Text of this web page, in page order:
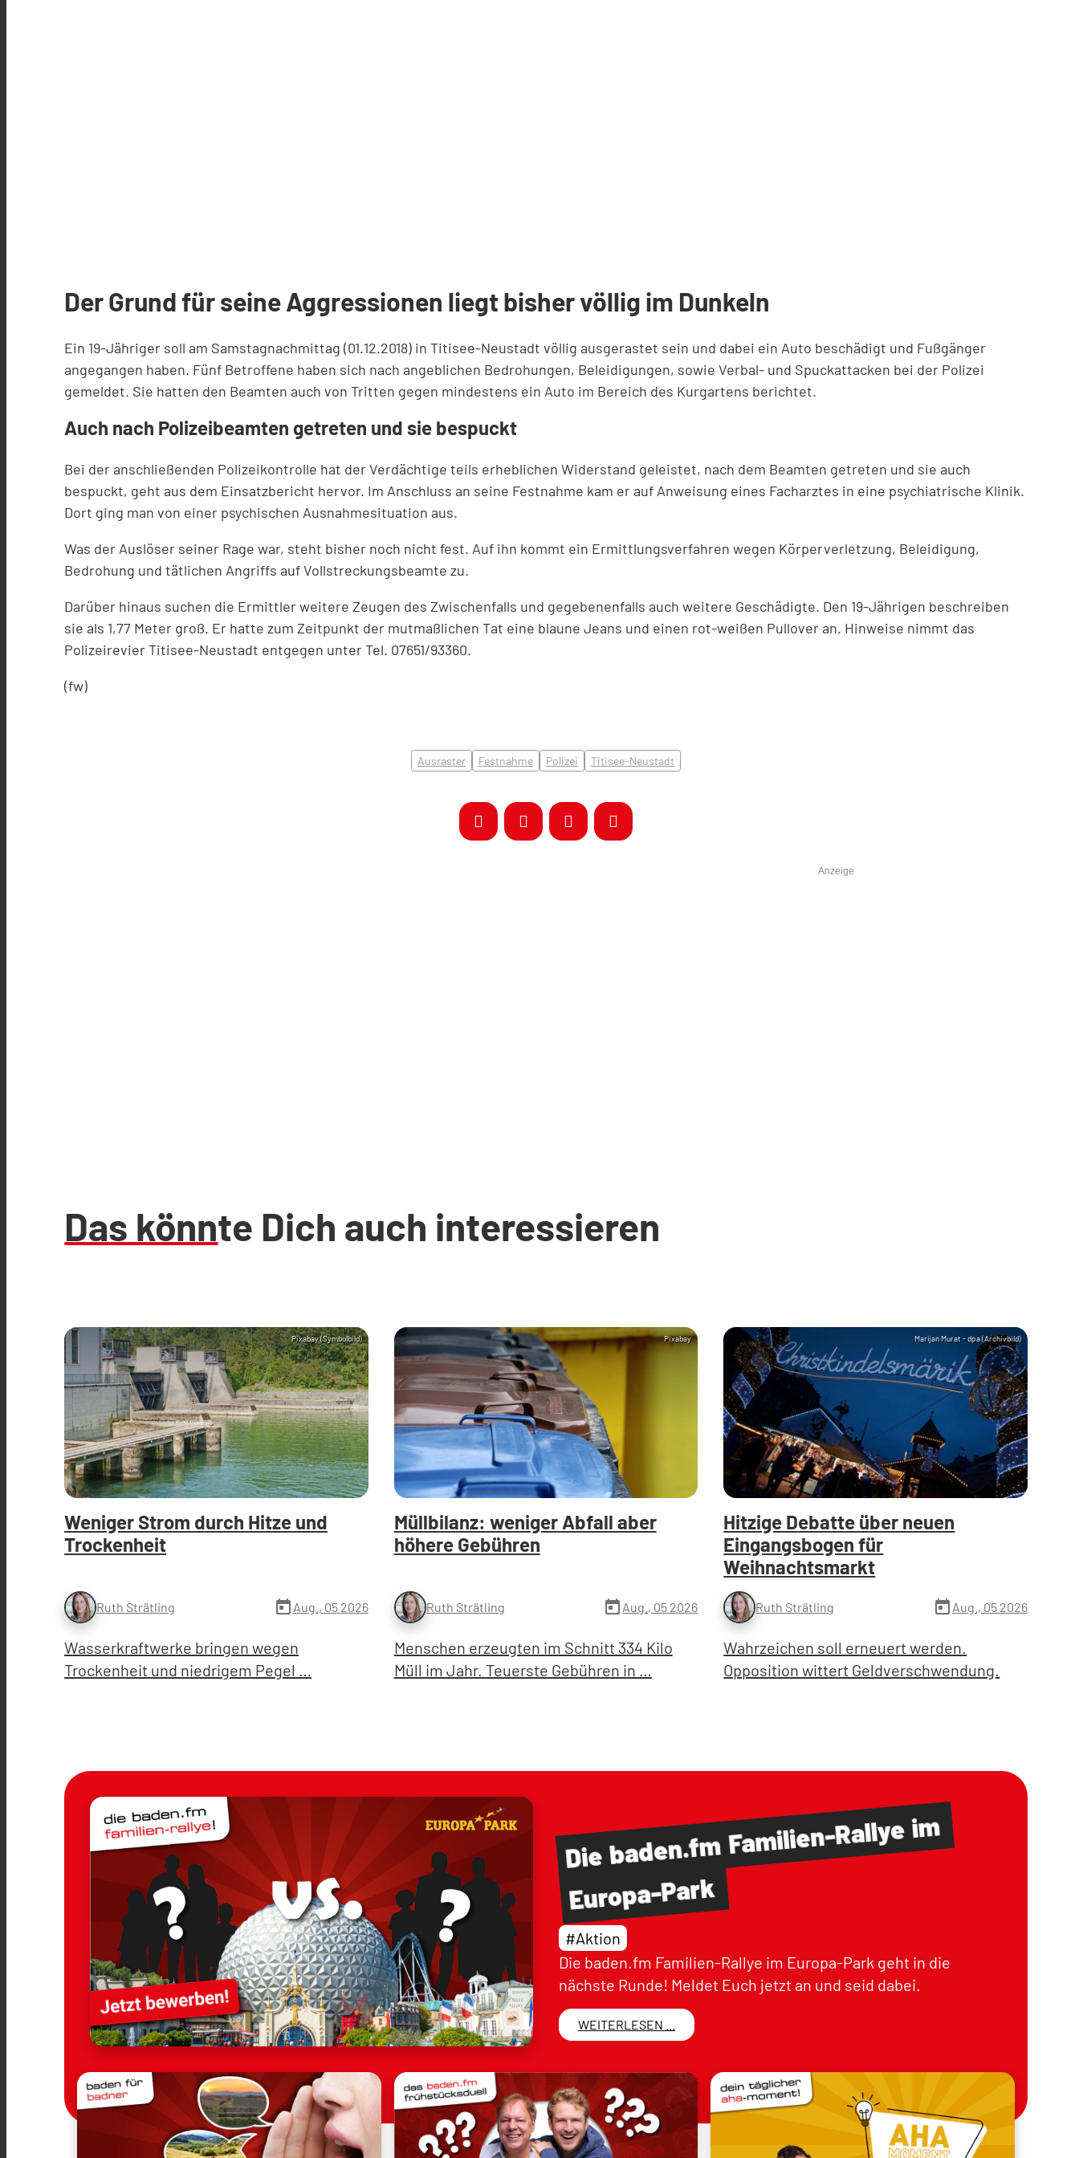
Der Grund für seine Aggressionen liegt bisher völlig im Dunkeln
Ein 19-Jähriger soll am Samstagnachmittag (01.12.2018) in Titisee-Neustadt völlig ausgerastet sein und dabei ein Auto beschädigt und Fußgänger
angegangen haben. Fünf Betroffene haben sich nach angeblichen Bedrohungen, Beleidigungen, sowie Verbal- und Spuckattacken bei der Polizei
gemeldet. Sie hatten den Beamten auch von Tritten gegen mindestens ein Auto im Bereich des Kurgartens berichtet.
Auch nach Polizeibeamten getreten und sie bespuckt
Bei der anschließenden Polizeikontrolle hat der Verdächtige teils erheblichen Widerstand geleistet, nach dem Beamten getreten und sie auch
bespuckt, geht aus dem Einsatzbericht hervor. Im Anschluss an seine Festnahme kam er auf Anweisung eines Facharztes in eine psychiatrische Klinik.
Dort ging man von einer psychischen Ausnahmesituation aus.
Was der Auslöser seiner Rage war, steht bisher noch nicht fest. Auf ihn kommt ein Ermittlungsverfahren wegen Körperverletzung, Beleidigung,
Bedrohung und tätlichen Angriffs auf Vollstreckungsbeamte zu.
Darüber hinaus suchen die Ermittler weitere Zeugen des Zwischenfalls und gegebenenfalls auch weitere Geschädigte. Den 19-Jährigen beschreiben
sie als 1,77 Meter groß. Er hatte zum Zeitpunkt der mutmaßlichen Tat eine blaune Jeans und einen rot-weißen Pullover an. Hinweise nimmt das
Polizeirevier Titisee-Neustadt entgegen unter Tel. 07651/93360.
(fw)
Ausraster Festnahme Polizei Titisee-Neustadt
Anzeige
Das könnte Dich auch interessieren
Pixabay (Symbolbild)
Weniger Strom durch Hitze und
Trockenheit
Ruth Strätling today Aug., 05 2026
Wasserkraftwerke bringen wegen
Trockenheit und niedrigem Pegel …
Pixabay
Müllbilanz: weniger Abfall aber
höhere Gebühren
Ruth Strätling todayAug., 05 2026
Menschen erzeugten im Schnitt 334 Kilo
Müll im Jahr. Teuerste Gebühren in …
Marijan Murat - dpa (Archivbild)
Hitzige Debatte über neuen
Eingangsbogen für
Weihnachtsmarkt
Ruth Strätling today Aug., 05 2026
Wahrzeichen soll erneuert werden.
Opposition wittert Geldverschwendung.
Die baden.fmFamilien-Rallyeim
Europa-Park
#Aktion
Die baden.fm Familien-Rallye im Europa-Park geht in die
nächste Runde! Meldet Euch jetzt an und seid dabei.
WEITERLESEN ...